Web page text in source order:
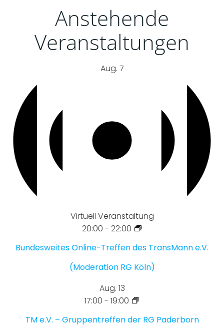
Anstehende
Veranstaltungen
Aug. 7
Virtuell Veranstaltung
20:00 - 22:00
Bundesweites Online-Treffen des TransMann e.V.
(Moderation RG Köln)
Aug. 13
17:00 - 19:00
TM e.V. – Gruppentreffen der RG Paderborn